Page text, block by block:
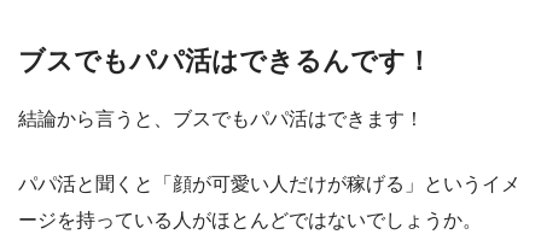
ブスでもパパ活はできるんです！
結論から言うと、ブスでもパパ活はできます！
パパ活と聞くと「顔が可愛い人だけが稼げる」というイメ
ージを持っている人がほとんどではないでしょうか。